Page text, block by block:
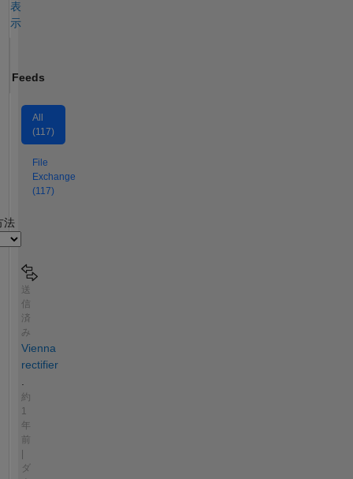
表
示
Feeds
All
(117)
File
Exchange
(117)
法
送
信
済
み
Vienna
rectifier
約
1
年
前
|
ダ